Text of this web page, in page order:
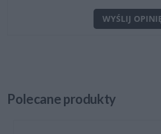
WYŚLIJ
Polecaneprodukty